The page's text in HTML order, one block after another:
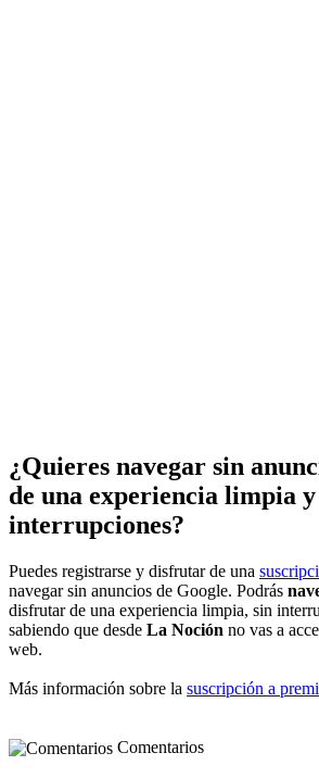
¿Quieres navegar sin
de una experiencia limpia
interrupciones?
Puedes registrarse y disfrutar de una
navegar sin anuncios de Google. Podrás
disfrutar de una experiencia limpia, sin
sabiendo que desde La Noción no vas a
web.
Más información sobre la suscripción a
Comentarios